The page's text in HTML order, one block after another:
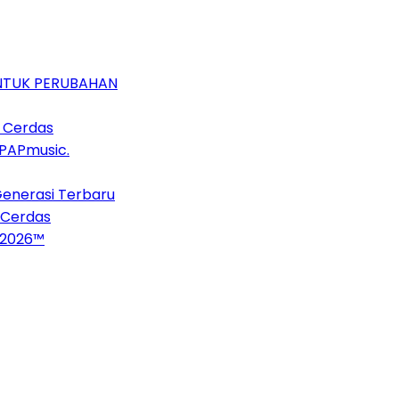
PERUBAHAN
Terbaru